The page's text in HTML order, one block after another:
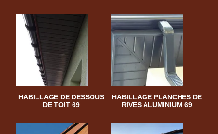
HABILLAGE DE DESSOUS
DE TOIT 69
HABILLAGE PLANCHES DE
RIVES ALUMINIUM 69